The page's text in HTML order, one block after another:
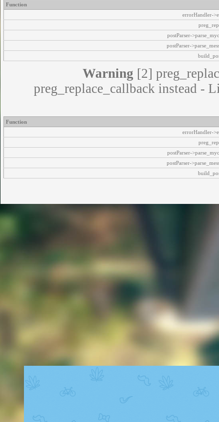
Function
errorHandler-
postParser-
postParser-
Warning [2]
preg_replace_callback instead -
Function
errorHandler-
postParser-
postParser-